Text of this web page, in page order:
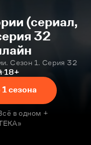
(сериал,
32
Сезон 1. Серия 32
18+
сезона
в одном +